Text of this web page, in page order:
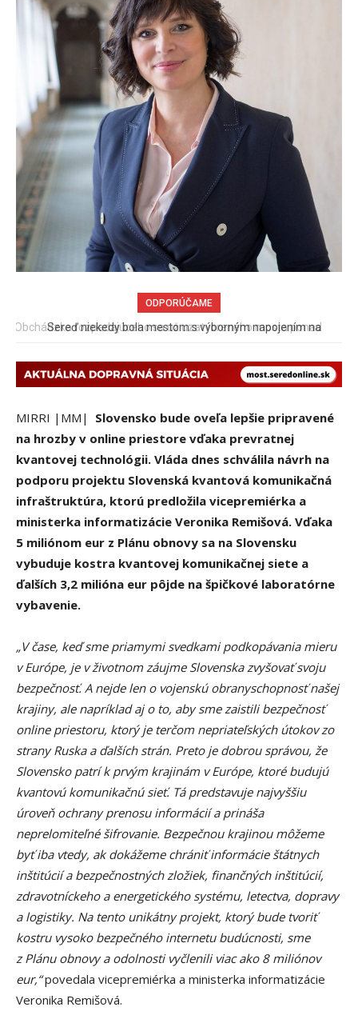
ODPORÚČAME
Sereď niekedy bola mestom s výborným napojením na
MIRRI |MM| Slovensko bude oveľa lepšie pripravené
na hrozby v online priestore vďaka prevratnej
kvantovej technológii. Vláda dnes schválila návrh na
podporu projektu Slovenská kvantová komunikačná
infraštruktúra, ktorú predložila vicepremiérka a
ministerka informatizácie Veronika Remišová. Vďaka
5 miliónom eur z Plánu obnovy sa na Slovensku
vybuduje kostra kvantovej komunikačnej siete a
ďalších 3,2 milióna eur pôjde na špičkové laboratórne
vybavenie.
„V čase, keď sme priamymi svedkami podkopávania mieru
v Európe, je v životnom záujme Slovenska zvyšovať svoju
bezpečnosť. A nejde len o vojenskú obranyschopnosť našej
krajiny, ale napríklad aj o to, aby sme zaistili bezpečnosť
online priestoru, ktorý je terčom nepriateľských útokov zo
strany Ruska a ďalších strán. Preto je dobrou správou, že
Slovensko patrí k prvým krajinám v Európe, ktoré budujú
kvantovú komunikačnú sieť. Tá predstavuje najvyššiu
úroveň ochrany prenosu informácií a prináša
neprelomiteľné šifrovanie. Bezpečnou krajinou môžeme
byť iba vtedy, ak dokážeme chrániť informácie štátnych
inštitúcií a bezpečnostných zložiek, finančných inštitúcií,
zdravotníckeho a energetického systému, letectva, dopravy
a logistiky. Na tento unikátny projekt, ktorý bude tvoriť
kostru vysoko bezpečného internetu budúcnosti, sme
z Plánu obnovy a odolnosti vyčlenili viac ako 8 miliónov
eur,“povedala vicepremiérka a ministerka informatizácie
Veronika Remišová.